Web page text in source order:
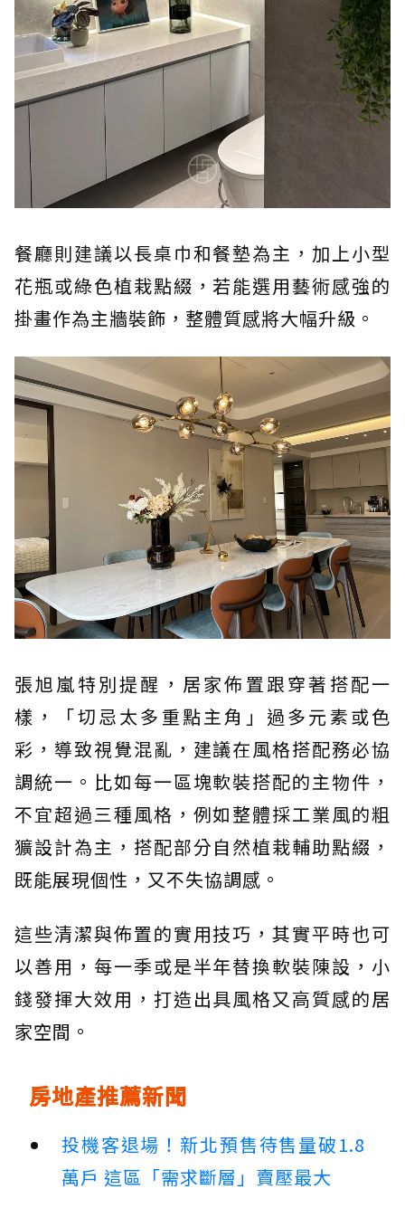
餐廳則建議以長桌巾和餐墊為主，加上小型
花瓶或綠色植栽點綴，若能選用藝術感強的
掛畫作為主牆裝飾，整體質感將大幅升級。
張旭嵐特別提醒，居家佈置跟穿著搭配一
樣，「切忌太多重點主角」過多元素或色
彩，導致視覺混亂，建議在風格搭配務必協
調統一。比如每一區塊軟裝搭配的主物件，
不宜超過三種風格，例如整體採工業風的粗
獷設計為主，搭配部分自然植栽輔助點綴，
既能展現個性，又不失協調感。
這些清潔與佈置的實用技巧，其實平時也可
以善用，每一季或是半年替換軟裝陳設，小
錢發揮大效用，打造出具風格又高質感的居
家空間。
房地產推薦新聞
投機客退場！新北預售待售量破1.8
萬戶 這區「需求斷層」賣壓最大